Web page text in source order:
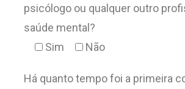
psicólogo ou qualquer outro
saúde mental?
Sim
Não
Há quanto tempo foi a primeira